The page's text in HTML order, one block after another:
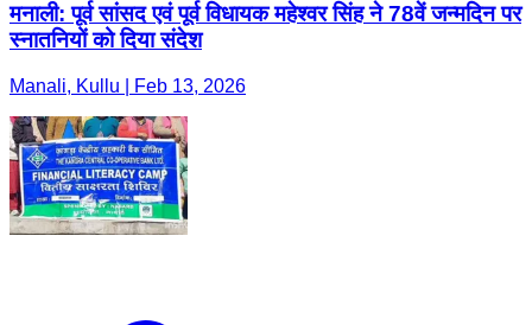
मनाली: पूर्व सांसद एवं पूर्व विधायक महेश्वर सिंह ने 78वें जन्मदिन पर
स्नातनियों को दिया संदेश
Manali, Kullu | Feb 13, 2026